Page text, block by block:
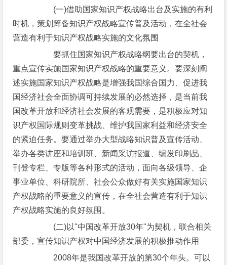
(一)借助国家知识产权战略出台及实施的有利
时机，策划筹备知识产权战略宣传普及活动，在全社会
营造有利于知识产权战略实施的文化氛围
要抓住国家知识产权战略纲要出台的契机，
重点宣传实施国家知识产权战略的重要意义。要深刻阐
述实施国家知识产权战略是增强我国综合国力、促进我
国经济社会全面协调可持续发展的必然选择，是当前我
国改革开放和经济社会发展的客观需要，是积极应对知
识产权国际规则变革挑战、维护我国家利益和经济安全
的紧迫任务。要通过举办大型战略知识普及宣传活动、
举办各类讲座和培训班、新闻采访报道、编发印刷品、
刊登专栏、专版等各种形式的活动，面向各级领导、企
事业单位、科研院所、社会公众做好有关实施国家知识
产权战略的重要意义的宣传，在全社会营造有利于知识
产权战略实施的良好氛围。
(二)以"中国改革开放30年"为契机，联合相关
部委，宣传知识产权对中国经济发展的积极推动作用
2008年是我国改革开放的第30个年头。可以